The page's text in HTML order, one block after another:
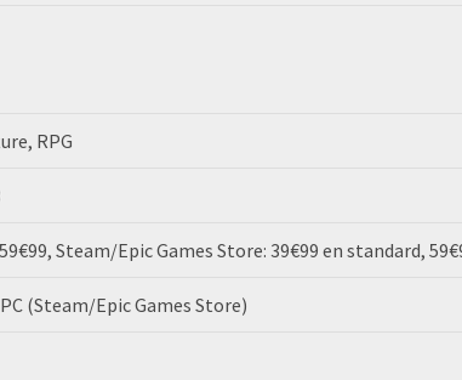
RPG
Steam/Epic Games Store: 39€99 en standard,
(Steam/Epic Games Store)